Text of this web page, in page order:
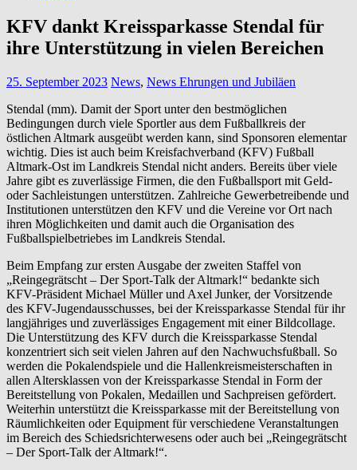
KFV dankt Kreissparkasse Stendal für
ihre Unterstützung in vielen Bereichen
25. September 2023 News, News Ehrungen und Jubiläen
Stendal (mm). Damit der Sport unter den bestmöglichen
Bedingungen durch viele Sportler aus dem Fußballkreis der
östlichen Altmark ausgeübt werden kann, sind Sponsoren elementar
wichtig. Dies ist auch beim Kreisfachverband (KFV) Fußball
Altmark-Ost im Landkreis Stendal nicht anders. Bereits über viele
Jahre gibt es zuverlässige Firmen, die den Fußballsport mit Geld-
oder Sachleistungen unterstützen. Zahlreiche Gewerbetreibende und
Institutionen unterstützen den KFV und die Vereine vor Ort nach
ihren Möglichkeiten und damit auch die Organisation des
Fußballspielbetriebes im Landkreis Stendal.
Beim Empfang zur ersten Ausgabe der zweiten Staffel von
„Reingegrätscht – Der Sport-Talk der Altmark!“ bedankte sich
KFV-Präsident Michael Müller und Axel Junker, der Vorsitzende
des KFV-Jugendausschusses, bei der Kreissparkasse Stendal für ihr
langjähriges und zuverlässiges Engagement mit einer Bildcollage.
Die Unterstützung des KFV durch die Kreissparkasse Stendal
konzentriert sich seit vielen Jahren auf den Nachwuchsfußball. So
werden die Pokalendspiele und die Hallenkreismeisterschaften in
allen Altersklassen von der Kreissparkasse Stendal in Form der
Bereitstellung von Pokalen, Medaillen und Sachpreisen gefördert.
Weiterhin unterstützt die Kreissparkasse mit der Bereitstellung von
Räumlichkeiten oder Equipment für verschiedene Veranstaltungen
im Bereich des Schiedsrichterwesens oder auch bei „Reingegrätscht
– Der Sport-Talk der Altmark!“.